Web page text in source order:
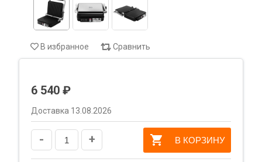
В избранное Сравнить
6 540 ₽
Доставка 13.08.2026
- + В КОРЗИНУ